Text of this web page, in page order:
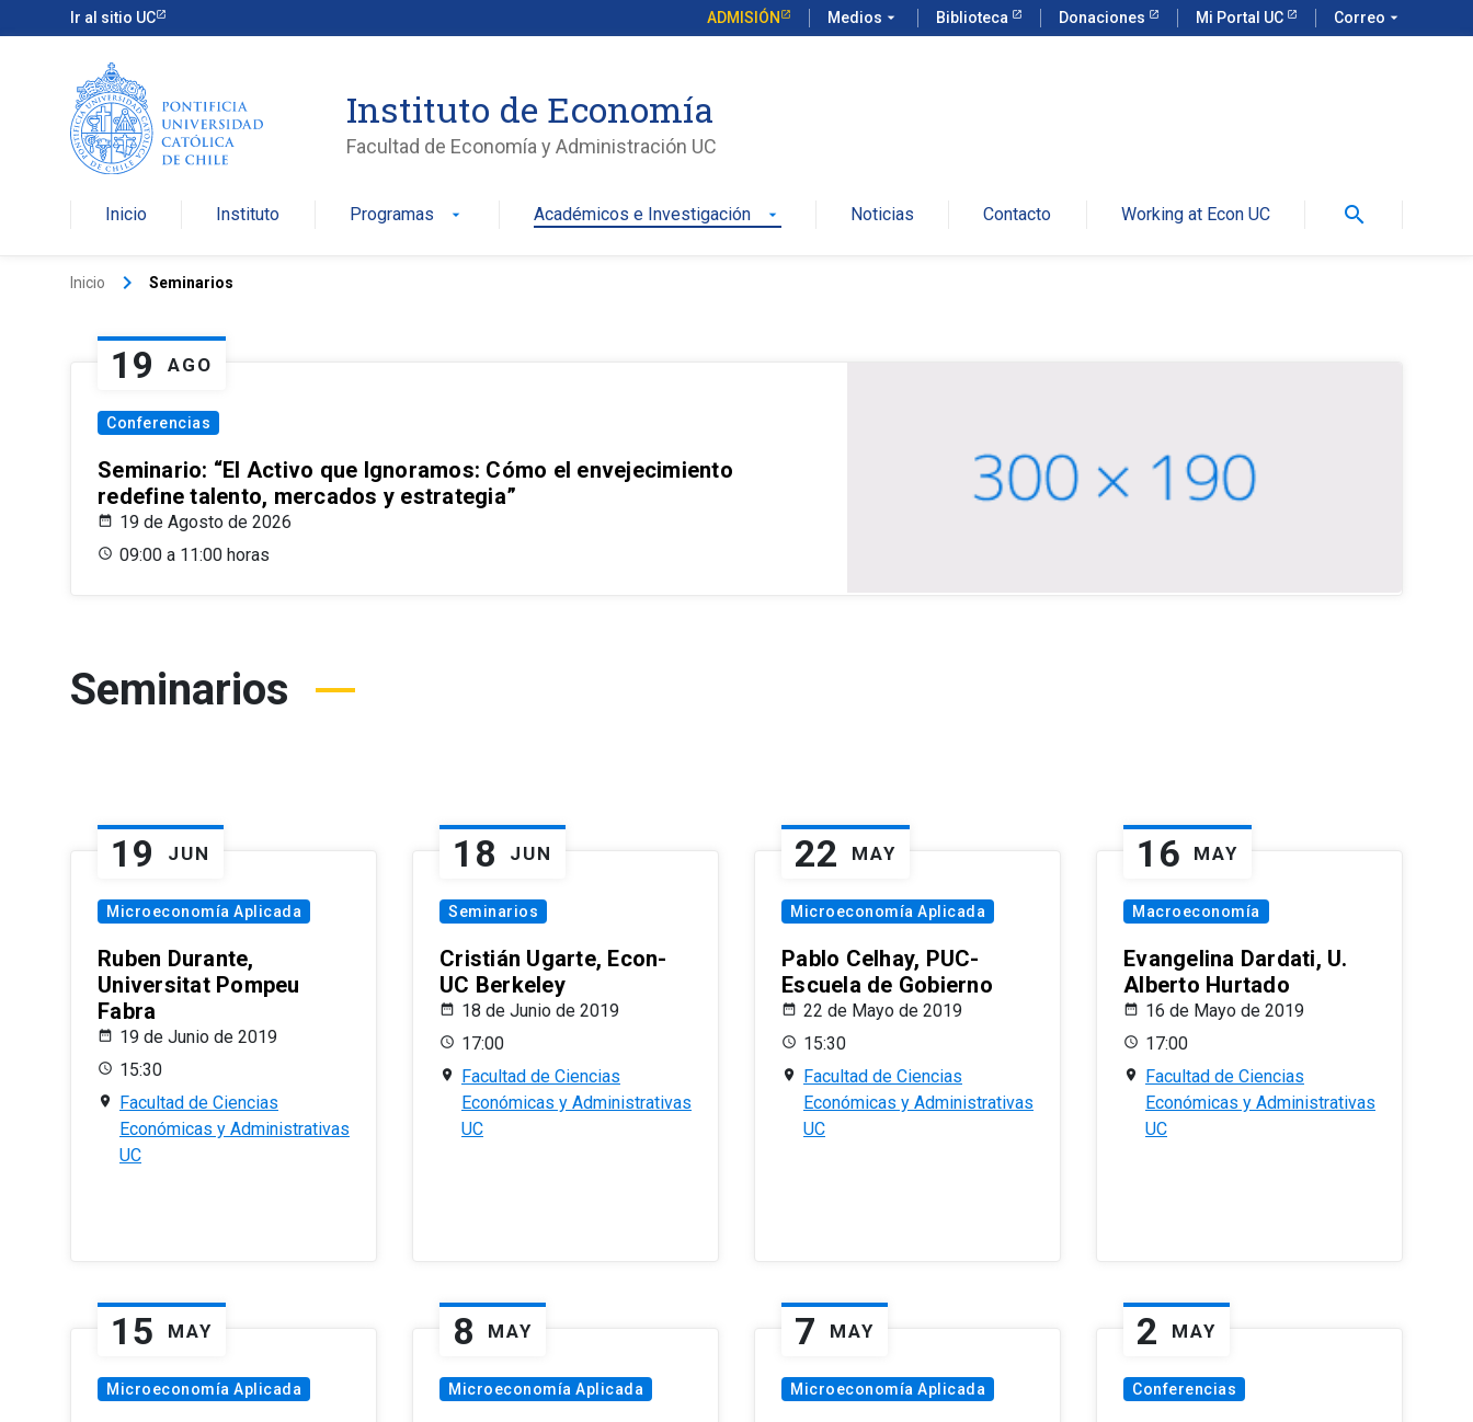
Ir al sitio UC ADMISIÓN Medios arrow_drop_down Biblioteca Donaciones Mi Portal UC Correo arrow_drop_down
Instituto de Economía
Facultad de Economía y Administración UC
Inicio Instituto Programas arrow_drop_down Académicos e Investigación arrow_drop_down Noticias Contacto Working at Econ UC search
Inicio keyboard_arrow_right Seminarios
19 AGO
Conferencias
Seminario: “El Activo que Ignoramos: Cómo el envejecimiento
redefine talento, mercados y estrategia”
19 de Agosto de 2026
09:00 a 11:00 horas
Seminarios
19 JUN
Microeconomía Aplicada
Ruben Durante,
Universitat Pompeu
Fabra
19 de Junio de 2019
15:30
Facultad de Ciencias
Económicas y Administrativas
UC
18 JUN
Seminarios
Cristián Ugarte, Econ-
UC Berkeley
18 de Junio de 2019
17:00
Facultad de Ciencias
Económicas y Administrativas
UC
22 MAY
Microeconomía Aplicada
Pablo Celhay, PUC-
Escuela de Gobierno
22 de Mayo de 2019
15:30
Facultad de Ciencias
Económicas y Administrativas
UC
16 MAY
Macroeconomía
Evangelina Dardati, U.
Alberto Hurtado
16 de Mayo de 2019
17:00
Facultad de Ciencias
Económicas y Administrativas
UC
15 MAY
Microeconomía Aplicada
8 MAY
Microeconomía Aplicada
7 MAY
Microeconomía Aplicada
2 MAY
Conferencias